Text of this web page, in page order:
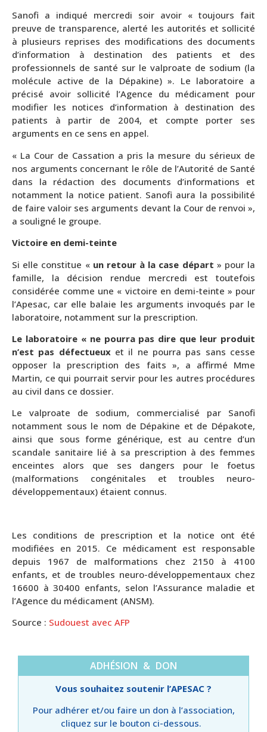
Sanofi a indiqué mercredi soir avoir « toujours fait
preuve de transparence, alerté les autorités et sollicité
à plusieurs reprises des modifications des documents
d’information à destination des patients et des
professionnels de santé sur le valproate de sodium (la
molécule active de la Dépakine) ». Le laboratoire a
précisé avoir sollicité l’Agence du médicament pour
modifier les notices d’information à destination des
patients à partir de 2004, et compte porter ses
arguments en ce sens en appel.
« La Cour de Cassation a pris la mesure du sérieux de
nos arguments concernant le rôle de l’Autorité de Santé
dans la rédaction des documents d’informations et
notamment la notice patient. Sanofi aura la possibilité
de faire valoir ses arguments devant la Cour de renvoi »,
a souligné le groupe.
Victoire en demi-teinte
Si elle constitue « un retour à la case départ » pour la
famille, la décision rendue mercredi est toutefois
considérée comme une « victoire en demi-teinte » pour
l’Apesac, car elle balaie les arguments invoqués par le
laboratoire, notamment sur la prescription.
Le laboratoire « ne pourra pas dire que leur produit
n’est pas défectueuxet il ne pourra pas sans cesse
opposer la prescription des faits », a affirmé Mme
Martin, ce qui pourrait servir pour les autres procédures
au civil dans ce dossier.
Le valproate de sodium, commercialisé par Sanofi
notamment sous le nom de Dépakine et de Dépakote,
ainsi que sous forme générique, est au centre d’un
scandale sanitaire lié à sa prescription à des femmes
enceintes alors que ses dangers pour le foetus
(malformations congénitales et troubles neuro-
développementaux) étaient connus.
Les conditions de prescription et la notice ont été
modifiées en 2015. Ce médicament est responsable
depuis 1967 de malformations chez 2150 à 4100
enfants, et de troubles neuro-développementaux chez
16600 à 30400 enfants, selon l’Assurance maladie et
l’Agence du médicament (ANSM).
Source : Sudouest avec AFP
ADHÉSION & DON
Vous souhaitez soutenir l’APESAC ?
Pour adhérer et/ou faire un don à l’association,
cliquez sur le bouton ci-dessous.